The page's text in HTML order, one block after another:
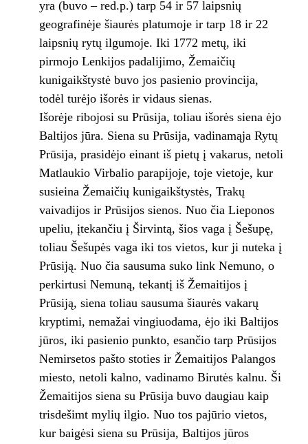
yra (buvo – red.p.) tarp 54 ir 57 laipsnių
geografinėje šiaurės platumoje ir tarp 18 ir 22
laipsnių rytų ilgumoje. Iki 1772 metų, iki
pirmojo Lenkijos padalijimo, Žemaičių
kunigaikštystė buvo jos pasienio provincija,
todėl turėjo išorės ir vidaus sienas.
Išorėje ribojosi su Prūsija, toliau išorės siena ėjo
Baltijos jūra. Siena su Prūsija, vadinamąja Rytų
Prūsija, prasidėjo einant iš pietų į vakarus, netoli
Matlaukio Virbalio parapijoje, toje vietoje, kur
susieina Žemaičių kunigaikštystės, Trakų
vaivadijos ir Prūsijos sienos. Nuo čia Lieponos
upeliu, įtekančiu į Širvintą, šios vaga į Šešupę,
toliau Šešupės vaga iki tos vietos, kur ji nuteka į
Prūsiją. Nuo čia sausuma suko link Nemuno, o
perkirtusi Nemuną, tekantį iš Žemaitijos į
Prūsiją, siena toliau sausuma šiaurės vakarų
kryptimi, nemažai vingiuodama, ėjo iki Baltijos
jūros, iki pasienio punkto, esančio tarp Prūsijos
Nemirsetos pašto stoties ir Žemaitijos Palangos
miesto, netoli kalno, vadinamo Birutės kalnu. Ši
Žemaitijos siena su Prūsija buvo daugiau kaip
trisdešimt mylių ilgio. Nuo tos pajūrio vietos,
kur baigėsi siena su Prūsija, Baltijos jūros